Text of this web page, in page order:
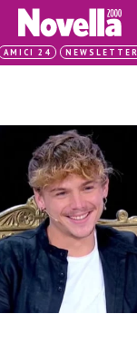
AMICI 24 NEWSLETTER